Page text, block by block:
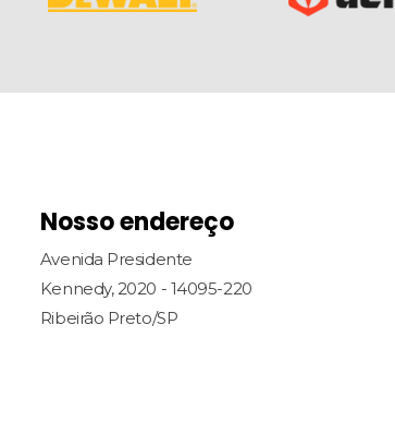
Nosso endereço
Avenida Presidente
Kennedy, 2020 - 14095-220
Ribeirão Preto/SP